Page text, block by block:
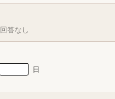
回答なし
日